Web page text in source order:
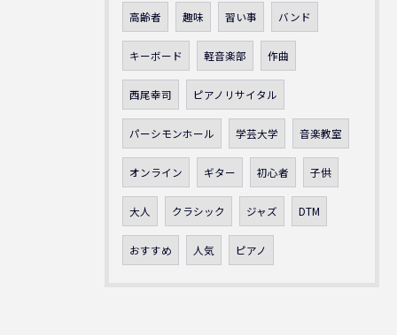
高齢者 趣味 習い事 バンド
キーボード 軽音楽部 作曲
西尾幸司 ピアノリサイタル
パーシモンホール 学芸大学 音楽教室
オンライン ギター 初心者 子供
大人 クラシック ジャズ DTM
おすすめ 人気 ピアノ